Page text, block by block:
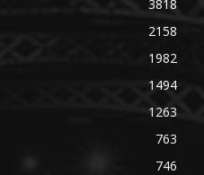
3818
2158
1982
1494
1263
763
746